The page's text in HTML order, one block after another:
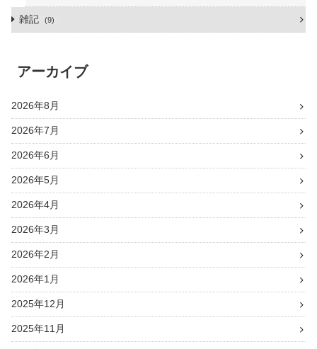
雑記 9
アーカイブ
2026年8月
2026年7月
2026年6月
2026年5月
2026年4月
2026年3月
2026年2月
2026年1月
2025年12月
2025年11月